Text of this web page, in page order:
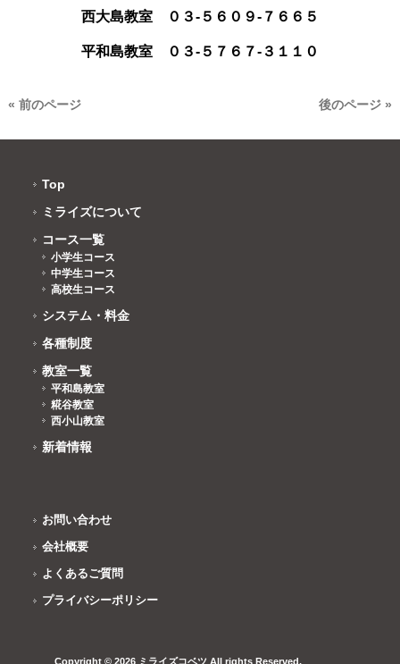
西大島教室 ０３-５６０９-７６６５
平和島教室 ０３-５７６７-３１１０
« 前のページ 後のページ »
Top
ミライズについて
コース一覧
小学生コース
中学生コース
高校生コース
システム・料金
各種制度
教室一覧
平和島教室
糀谷教室
西小山教室
新着情報
お問い合わせ
会社概要
よくあるご質問
プライバシーポリシー
Copyright © 2026 ミライズコベツ All rights Reserved.